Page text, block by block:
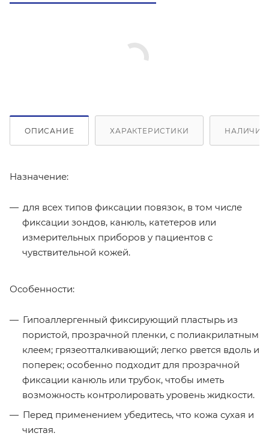
ОПИСАНИЕ ХАРАКТЕРИСТИКИ НАЛИЧИЕ
Назначение:
для всех типов фиксации повязок, в том числе
фиксации зондов, канюль, катетеров или
измерительных приборов у пациентов с
чувствительной кожей.
Особенности:
Гипоаллергенный фиксирующий пластырь из
пористой, прозрачной пленки, с полиакрилатным
клеем; грязеотталкивающий; легко рвется вдоль и
поперек; особенно подходит для прозрачной
фиксации канюль или трубок, чтобы иметь
возможность контролировать уровень жидкости.
Перед применением убедитесь, что кожа сухая и
чистая.